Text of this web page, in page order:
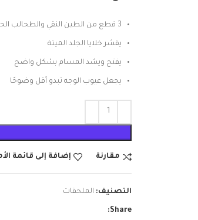
3 قطع من الطين النقي والطحالب الحمراء – منظف يتحول من الطين إلى رغوة موس
يقشر خلايا الجلد الميتة
يفتح ويشد المسام بشكل واضح
يجعل عيوب الوجه تبدو أقل وضوحًا
مقارنة إضافة إلى قائمة
التصنيف: الملحقات
Share: